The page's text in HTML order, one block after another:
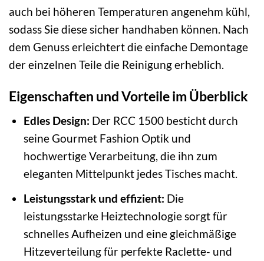
auch bei höheren Temperaturen angenehm kühl,
sodass Sie diese sicher handhaben können. Nach
dem Genuss erleichtert die einfache Demontage
der einzelnen Teile die Reinigung erheblich.
Eigenschaften und Vorteile im Überblick
Edles Design: Der RCC 1500 besticht durch
seine Gourmet Fashion Optik und
hochwertige Verarbeitung, die ihn zum
eleganten Mittelpunkt jedes Tisches macht.
Leistungsstark und effizient: Die
leistungsstarke Heiztechnologie sorgt für
schnelles Aufheizen und eine gleichmäßige
Hitzeverteilung für perfekte Raclette- und